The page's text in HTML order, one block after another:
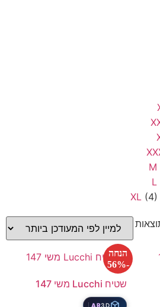
(4)
הנחה
-56%
שטיח Lucchi משי 147
3D
AR